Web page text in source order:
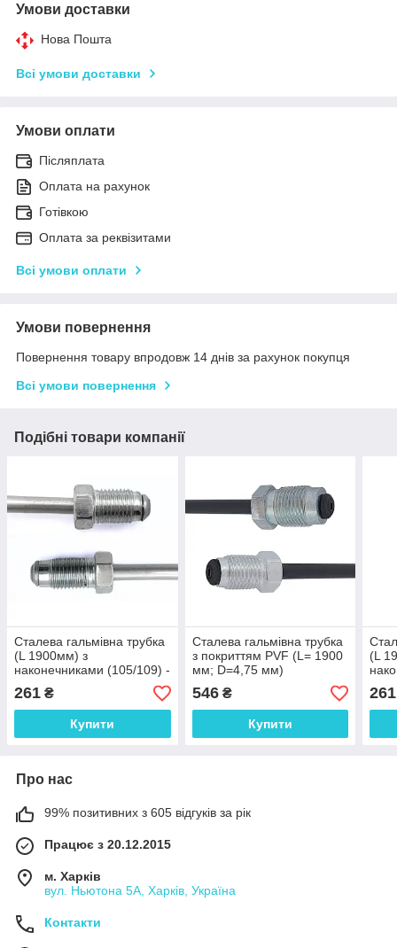
Умови доставки
Нова Пошта
Всі умови доставки
Умови оплати
Післяплата
Оплата на рахунок
Готівкою
Оплата за реквізитами
Всі умови оплати
Умови повернення
Повернення товару впродовж 14 днів за рахунок покупця
Всі умови повернення
Подібні товари компанії
Сталева гальмівна трубка
(L 1900мм) з
наконечниками (105/109) -
WP471Zn
261 ₴
Купити
Сталева гальмівна трубка
з покриттям PVF (L= 1900
мм; D=4,75 мм)
універсальна з
наконечниками 104/105 -
WP266PVF
546₴
Купити
(L
261
Про нас
99% позитивних з 605 відгуків за рік
Працює з 20.12.2015
м. Харків
вул. Ньютона 5А, Харків, Україна
Контакти